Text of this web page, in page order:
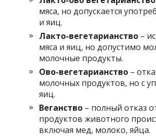
мяса, но допускается
и яиц.
Лакто-вегетарианство –
мяса и яиц, но допустимо
молочные продукты.
Ово-вегетарианство –
молочных продуктов, но с
яиц.
Веганство – полный отказ
продуктов животного
включая мед, молоко, яйца.